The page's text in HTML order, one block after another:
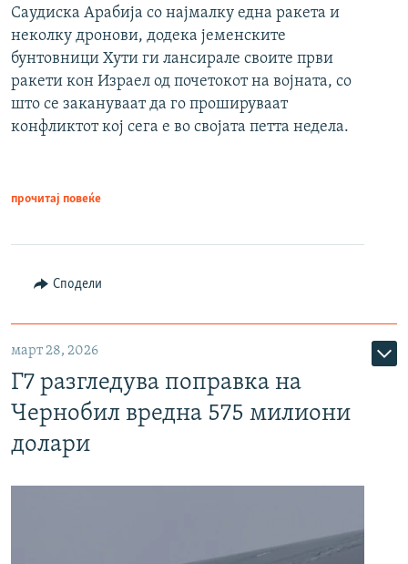
Саудиска Арабија со најмалку една ракета и
неколку дронови, додека јеменските
бунтовници Хути ги лансирале своите први
ракети кон Израел од почетокот на војната, со
што се закануваат да го прошируваат
конфликтот кој сега е во својата петта недела.
прочитај повеќе
Сподели
март 28, 2026
Г7 разгледува поправка на
Чернобил вредна 575 милиони
долари